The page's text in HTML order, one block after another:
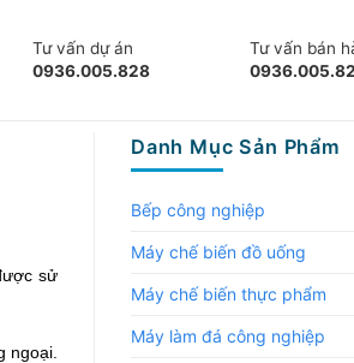
Tư vấn dự án
0936.005.828
Tư vấn bán
sử
ngoại.
Danh Mục Sản Phẩm
Bếp công nghiệp
Máy chế biến đồ uống
Máy chế biến thực phẩm
Máy làm đá công nghiệp